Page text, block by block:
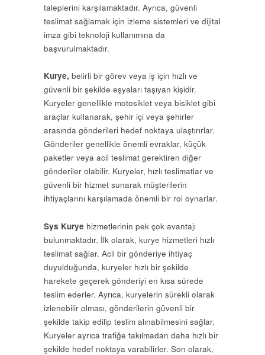
taleplerini karşılamaktadır. Ayrıca, güvenli
teslimat sağlamak için izleme sistemleri ve dijital
imza gibi teknoloji kullanımına da
başvurulmaktadır.
Kurye, belirli bir görev veya iş için hızlı ve
güvenli bir şekilde eşyaları taşıyan kişidir.
Kuryeler genellikle motosiklet veya bisiklet gibi
araçlar kullanarak, şehir içi veya şehirler
arasında gönderileri hedef noktaya ulaştırırlar.
Gönderiler genellikle önemli evraklar, küçük
paketler veya acil teslimat gerektiren diğer
gönderiler olabilir. Kuryeler, hızlı teslimatlar ve
güvenli bir hizmet sunarak müşterilerin
ihtiyaçlarını karşılamada önemli bir rol oynarlar.
Sys Kurye hizmetlerinin pek çok avantajı
bulunmaktadır. İlk olarak, kurye hizmetleri hızlı
teslimat sağlar. Acil bir gönderiye ihtiyaç
duyulduğunda, kuryeler hızlı bir şekilde
harekete geçerek gönderiyi en kısa sürede
teslim ederler. Ayrıca, kuryelerin sürekli olarak
izlenebilir olması, gönderilerin güvenli bir
şekilde takip edilip teslim alınabilmesini sağlar.
Kuryeler ayrıca trafiğe takılmadan daha hızlı bir
şekilde hedef noktaya varabilirler. Son olarak,